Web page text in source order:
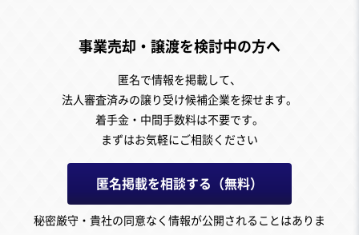
事業売却・譲渡を検討中の方へ
匿名で情報を掲載して、
法人審査済みの譲り受け候補企業を探せます。
着手金・中間手数料は不要です。
まずはお気軽にご相談ください
匿名掲載を相談する（無料）
秘密厳守・貴社の同意なく情報が公開されることはありま